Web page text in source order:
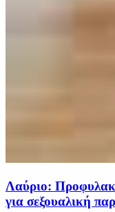
Λαύριο:
για σεξουαλική